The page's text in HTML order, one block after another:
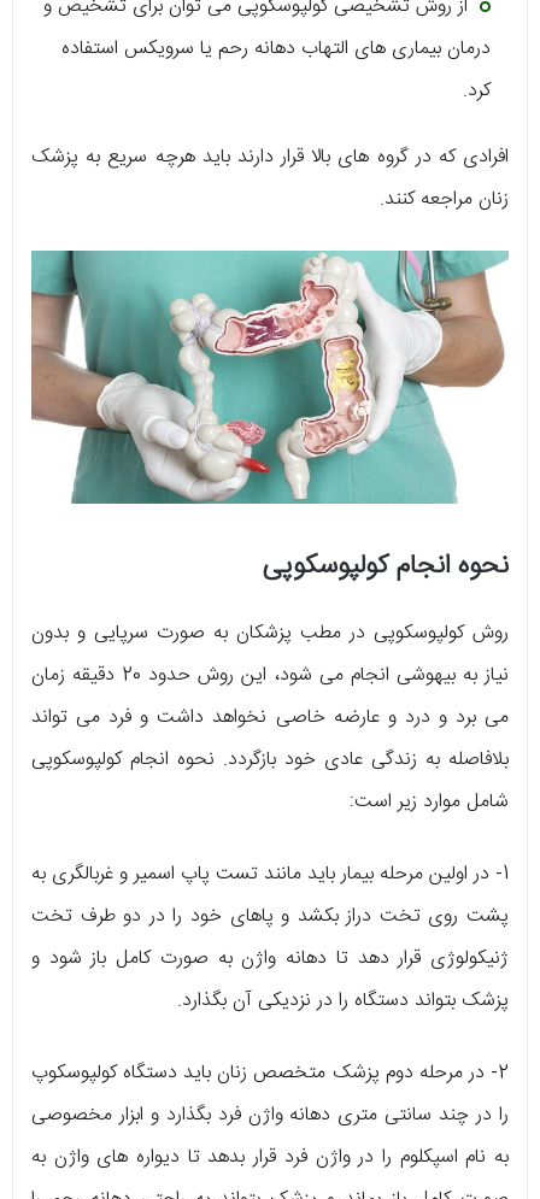
از روش تشخیصی کولپوسکوپی می توان برای تشخیص و
درمان بیماری های التهاب دهانه رحم یا سرویکس استفاده
کرد.
افرادی که در گروه های بالا قرار دارند باید هرچه سریع به پزشک
زنان مراجعه کنند.
نحوه انجام کولپوسکوپی
روش کولپوسکوپی در مطب پزشکان به صورت سرپایی و بدون
نیاز به بیهوشی انجام می شود، این روش حدود 20 دقیقه زمان
می برد و درد و عارضه خاصی نخواهد داشت و فرد می تواند
بلافاصله به زندگی عادی خود بازگردد. نحوه انجام کولپوسکوپی
شامل موارد زیر است:
1- در اولین مرحله بیمار باید مانند تست پاپ اسمیر و غربالگری به
پشت روی تخت دراز بکشد و پاهای خود را در دو طرف تخت
ژنیکولوژی قرار دهد تا دهانه واژن به صورت کامل باز شود و
پزشک بتواند دستگاه را در نزدیکی آن بگذارد.
2- در مرحله دوم پزشک متخصص زنان باید دستگاه کولپوسکوپ
را در چند سانتی متری دهانه واژن فرد بگذارد و ابزار مخصوصی
به نام اسپکلوم را در واژن فرد قرار بدهد تا دیواره های واژن به